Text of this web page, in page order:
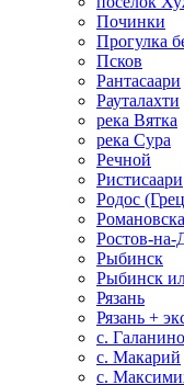
Починки
Прогулка
Псков
Рантасаари
Рауталахти
река Вятка
река Сура
Речной
Ристисаари
Родос
Ростов-на-
Рыбинск
Рыбинск
Рязань
Рязань +
с. Галанино
с. Макарий
с.